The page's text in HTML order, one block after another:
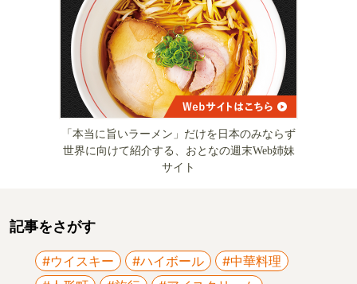
「本当に旨いラーメン」だけを日本のみならず
世界に向けて紹介する、おとなの週末Web姉妹
サイト
記事をさがす
#ウイスキー #ハイボール
#中華料理